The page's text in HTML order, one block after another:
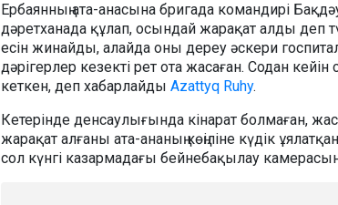
Ербаянның ата-анасына бригада командирі
дәретханада құлап, осындай жарақат алды деп
есін жинайды, алайда оны дереу әскери
дәрігерлер кезекті рет ота жасаған. Содан
кеткен, деп хабарлайды Azattyq Ruhy.
Кетерінде денсаулығында кінарат болмаған, жас
жарақат алғаны ата-ананың көңіліне күдік
сол күнгі казармадағы бейнебақылау